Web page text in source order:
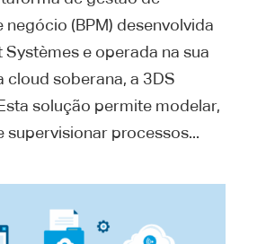
negócio (BPM) desenvolvida
Systèmes e operada na sua
cloud soberana, a 3DS
solução permite modelar,
supervisionar processos...